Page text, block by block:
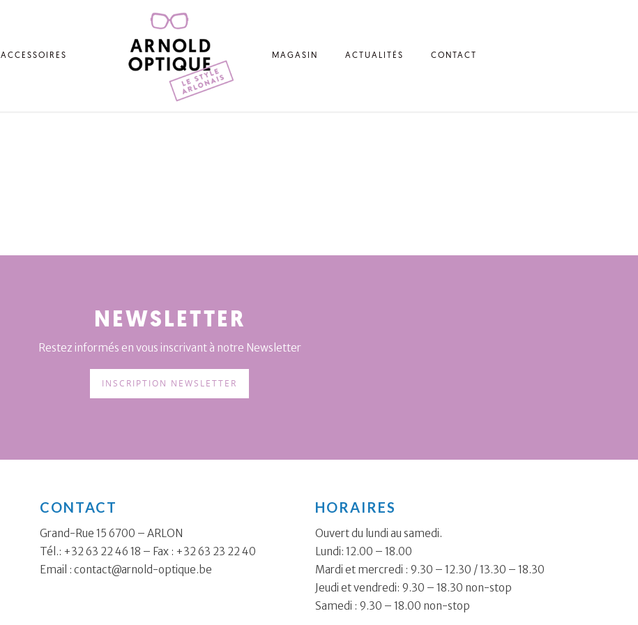
ACCESSOIRES MAGASIN ACTUALITÉS CONTACT
NEWSLETTER
Restez informés en vous inscrivant à notre Newsletter
INSCRIPTION NEWSLETTER
CONTACT
Grand-Rue 15 6700 – ARLON
Tél.: +32 63 22 46 18 – Fax : +32 63 23 22 40
Email : contact@arnold-optique.be
HORAIRES
Ouvert du lundi au samedi.
Lundi: 12.00 – 18.00
Mardi et mercredi : 9.30 – 12.30 / 13.30 – 18.30
Jeudi et vendredi: 9.30 – 18.30 non-stop
Samedi : 9.30 – 18.00 non-stop